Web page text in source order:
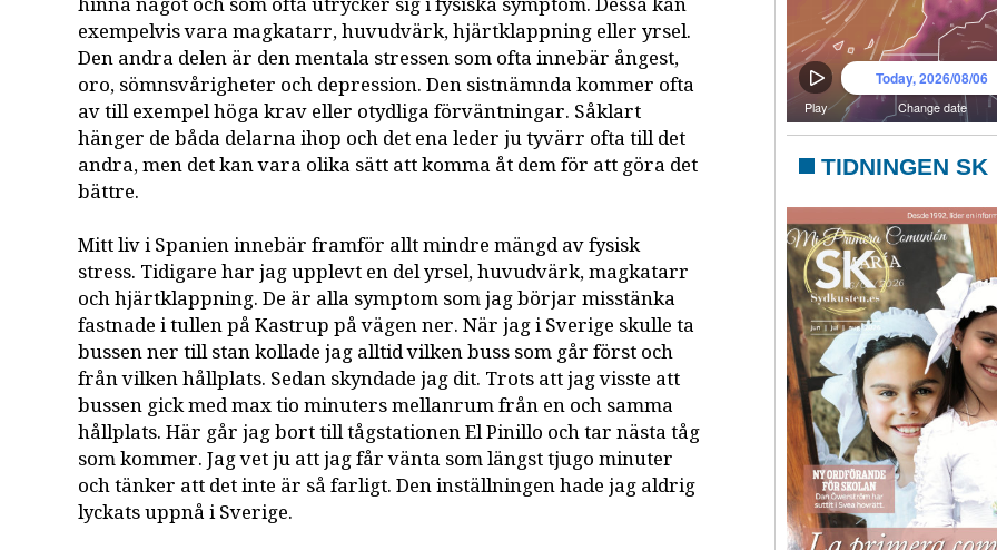
exempelvis vara magkatarr, huvudvärk, hjärtklappning eller yrsel.
Den andra delen är den mentala stressen som ofta innebär ångest,
oro, sömnsvårigheter och depression. Den sistnämnda kommer ofta
av till exempel höga krav eller otydliga förväntningar. Såklart
hänger de båda delarna ihop och det ena leder ju tyvärr ofta till det
andra, men det kan vara olika sätt att komma åt dem för att göra det
bättre.
Mitt liv i Spanien innebär framför allt mindre mängd av fysisk
stress. Tidigare har jag upplevt en del yrsel, huvudvärk, magkatarr
och hjärtklappning. De är alla symptom som jag börjar misstänka
fastnade i tullen på Kastrup på vägen ner. När jag i Sverige skulle ta
bussen ner till stan kollade jag alltid vilken buss som går först och
från vilken hållplats. Sedan skyndade jag dit. Trots att jag visste att
bussen gick med max tio minuters mellanrum från en och samma
hållplats. Här går jag bort till tågstationen El Pinillo och tar nästa tåg
som kommer. Jag vet ju att jag får vänta som längst tjugo minuter
och tänker att det inte är så farligt. Den inställningen hade jag aldrig
lyckats uppnå i Sverige.
TIDNINGEN SK